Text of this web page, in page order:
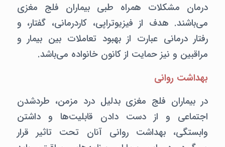
درمان مشکلات همراه طبی بیماران فلج مغزی
می‌باشند. هدف از فیزیوتراپی، کاردرمانی، گفتار، و
رفتار درمانی عبارت از بهبود تعاملات بین بیمار و
مراقبین و نیز حمایت از کانون خانواده می‌باشد.
بهداشت روانی
در بیماران فلج مغزی بدلیل درد مزمن، طردشدن
اجتماعی و از دست دادن قابلیت‌ها و داشتن
وابستگی، بهداشت روانی آنان تحت تاثیر قرار